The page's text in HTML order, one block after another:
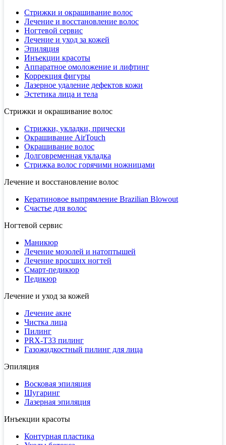
Стрижки и окрашивание волос
Лечение и восстановление волос
Ногтевой сервис
Лечение и уход за кожей
Эпиляция
Инъекции красоты
Аппаратное омоложение и лифтинг
Коррекция фигуры
Лазерное удаление дефектов кожи
Эстетика лица и тела
Стрижки и окрашивание волос
Стрижки, укладки, прически
Окрашивание AirTouch
Окрашивание волос
Долговременная укладка
Стрижка волос горячими ножницами
Лечение и восстановление волос
Кератиновое выпрямление Brazilian Blowout
Счастье для волос
Ногтевой сервис
Маникюр
Лечение мозолей и натоптышей
Лечение вросших ногтей
Смарт-педикюр
Педикюр
Лечение и уход за кожей
Лечение акне
Чистка лица
Пилинг
PRX-T33 пилинг
Газожидкостный пилинг для лица
Эпиляция
Восковая эпиляция
Шугаринг
Лазерная эпиляция
Инъекции красоты
Контурная пластика